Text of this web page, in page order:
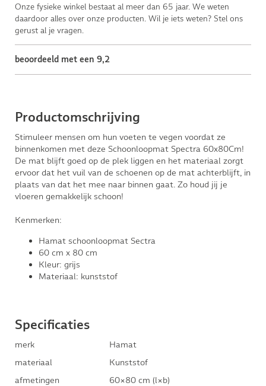
Onze fysieke winkel bestaat al meer dan 65 jaar. We weten
daardoor alles over onze producten. Wil je iets weten? Stel ons
gerust al je vragen.
beoordeeld met een 9,2
Productomschrijving
Stimuleer mensen om hun voeten te vegen voordat ze
binnenkomen met deze Schoonloopmat Spectra 60x80Cm!
De mat blijft goed op de plek liggen en het materiaal zorgt
ervoor dat het vuil van de schoenen op de mat achterblijft, in
plaats van dat het mee naar binnen gaat. Zo houd jij je
vloeren gemakkelijk schoon!
Kenmerken:
Hamat schoonloopmat Sectra
60 cm x 80 cm
Kleur: grijs
Materiaal: kunststof
Specificaties
merk
Hamat
materiaal
Kunststof
afmetingen
60×80 cm (l×b)